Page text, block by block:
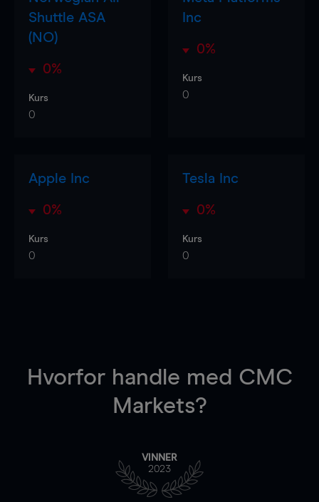
Shuttle ASA
(NO)
0%
Kurs
0
Inc
0%
Kurs
0
Apple Inc
0%
Kurs
0
Tesla Inc
0%
Kurs
0
Hvorfor handle med CMC
Markets?
VINNER
2023